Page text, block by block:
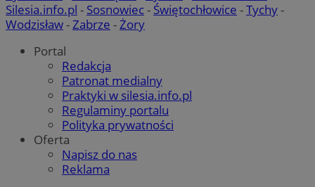
Silesia.info.pl - Sosnowiec- Świętochłowice -Tychy-
Wodzisław-Zabrze -Żory
Portal
Redakcja
Patronat medialny
Praktyki w silesia.info.pl
Regulaminy portalu
Polityka prywatności
Oferta
Napisz do nas
Reklama